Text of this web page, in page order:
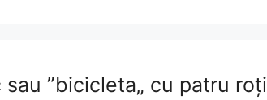
sau ”bicicleta„ cu patru roți